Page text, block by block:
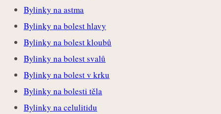
Bylinky na astma
Bylinky na bolest hlavy
Bylinky na bolest kloubů
Bylinky na bolest svalů
Bylinky na bolest v krku
Bylinky na bolesti těla
Bylinky na celulitidu